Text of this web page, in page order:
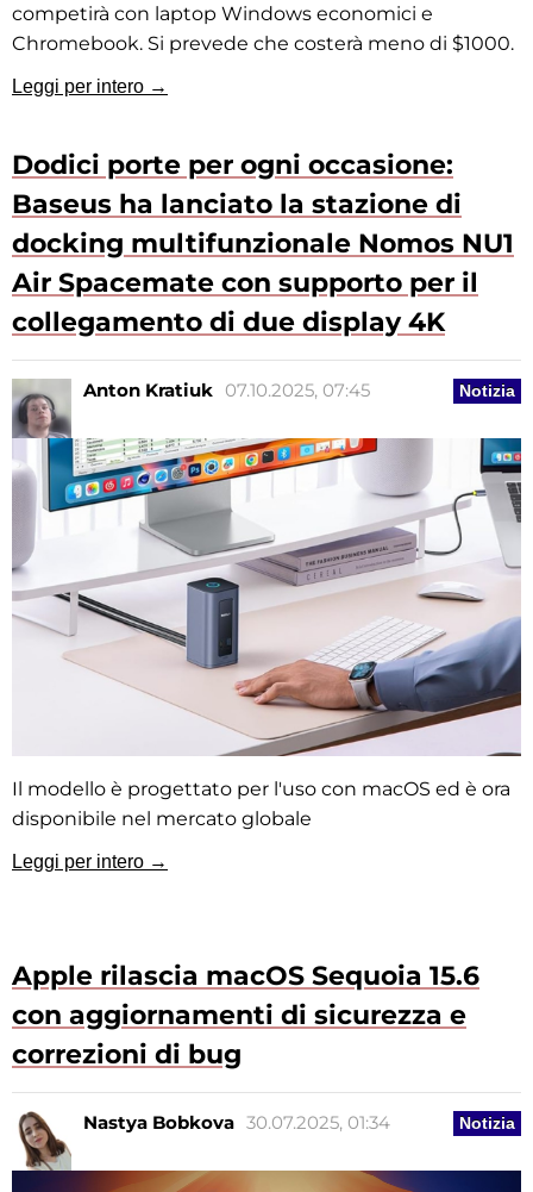
competirà con laptop Windows economici e
Chromebook. Si prevede che costerà meno di $1000.
Leggi per intero →
Dodici porte per ogni occasione:
Baseus ha lanciato la stazione di
docking multifunzionale Nomos NU1
Air Spacemate con supporto per il
collegamento di due display 4K
Notizia
Anton Kratiuk 07.10.2025, 07:45
Il modello è progettato per l'uso con macOS ed è ora
disponibile nel mercato globale
Leggi per intero →
Apple rilascia macOS Sequoia 15.6
con aggiornamenti di sicurezza e
correzioni di bug
Notizia
Nastya Bobkova 30.07.2025, 01:34